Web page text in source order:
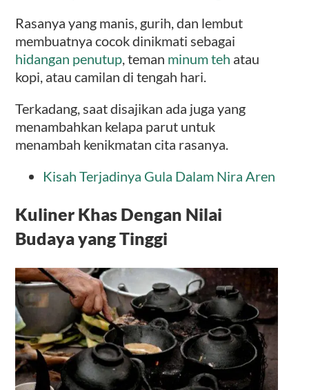
Rasanya yang manis, gurih, dan lembut
membuatnya cocok dinikmati sebagai
hidangan penutup, teman minum teh atau
kopi, atau camilan di tengah hari.
Terkadang, saat disajikan ada juga yang
menambahkan kelapa parut untuk
menambah kenikmatan cita rasanya.
Kisah Terjadinya Gula Dalam Nira Aren
Kuliner Khas Dengan Nilai
Budaya yang Tinggi